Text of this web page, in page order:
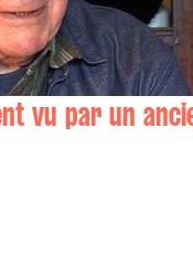
vu par un